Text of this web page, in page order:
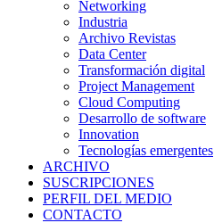
Networking
Industria
Archivo Revistas
Data Center
Transformación digital
Project Management
Cloud Computing
Desarrollo de software
Innovation
Tecnologías emergentes
ARCHIVO
SUSCRIPCIONES
PERFIL DEL MEDIO
CONTACTO